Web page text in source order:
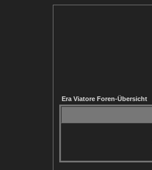
Era Viatore Foren-Übersicht